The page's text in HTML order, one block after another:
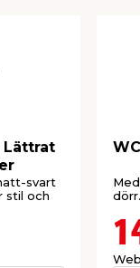
svart
stil och